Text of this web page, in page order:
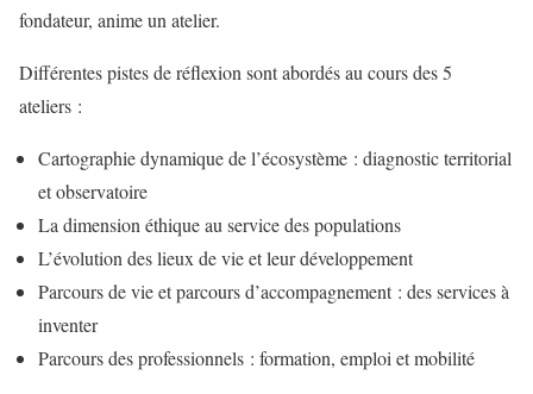
fondateur, anime un atelier.
Différentes pistes de réflexion sont abordés au cours des 5
ateliers :
Cartographie dynamique de l’écosystème : diagnostic territorial
et observatoire
La dimension éthique au service des populations
L’évolution des lieux de vie et leur développement
Parcours de vie et parcours d’accompagnement : des services à
inventer
Parcours des professionnels : formation, emploi et mobilité